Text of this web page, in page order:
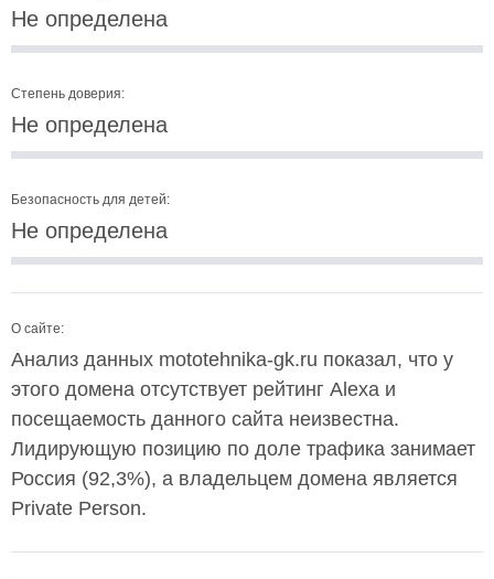
Не определена
Степень доверия:
Не определена
Безопасность для детей:
Не определена
О сайте:
Анализ данных mototehnika-gk.ru показал, что у
этого домена отсутствует рейтинг Alexa и
посещаемость данного сайта неизвестна.
Лидирующую позицию по доле трафика занимает
Россия (92,3%), а владельцем домена является
Private Person.